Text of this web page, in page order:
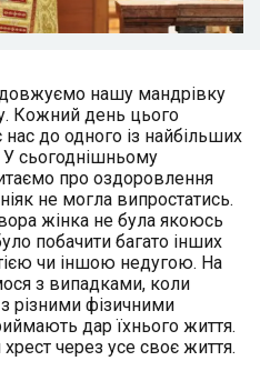
нашу мандрівку
Кожний день цього
до одного із найбільших
У сьогоднішньому
про оздоровлення
не могла випростатись.
жінка не була якоюсь
побачити багато інших
чи іншою недугою. На
з випадками, коли
різними фізичними
дар їхнього життя.
через усе своє життя.